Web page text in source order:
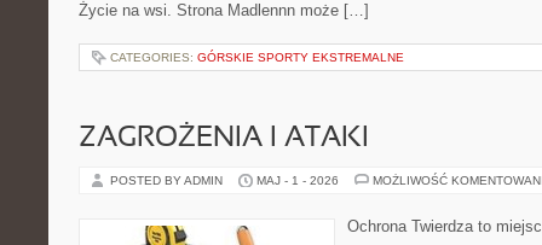
Życie na wsi. Strona Madlennn może […]
CATEGORIES: GÓRSKIE SPORTY EKSTREMALNE
ZAGROŻENIA I ATAKI
POSTED BY ADMIN MAJ - 1 - 2026 MOŻLIWOŚĆ
Ochrona Twierdza to